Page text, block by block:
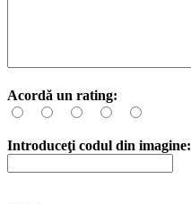
Acordă un rating:
Introduceţi codul din imagine: